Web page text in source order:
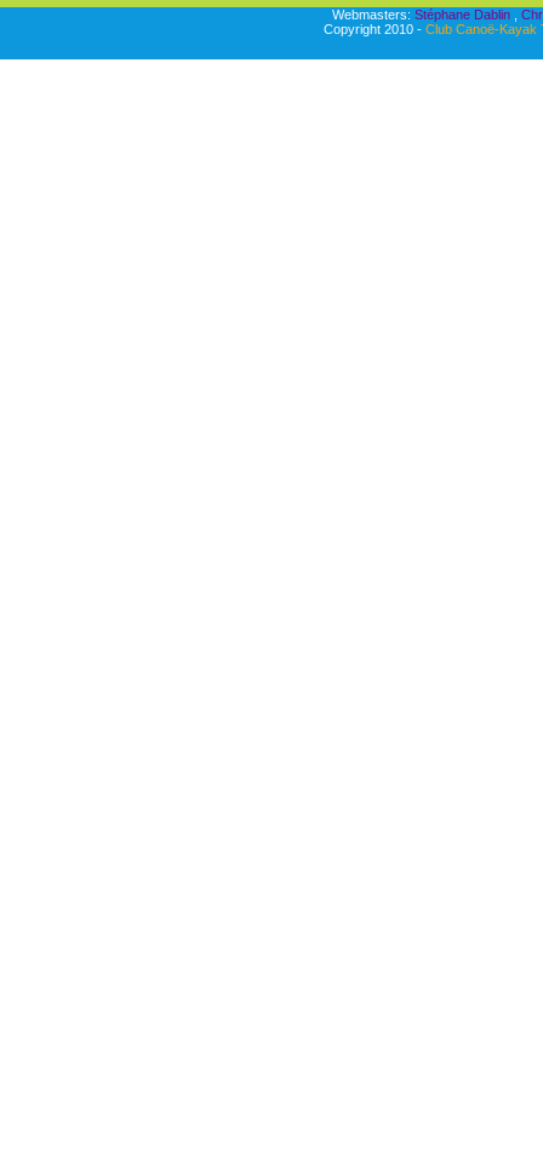
Webmasters: Stéphane Dablin,
Copyright 2010 - Club Canoë-Kayak